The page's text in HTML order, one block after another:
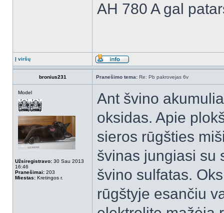
AH 780 A gal
Į viršų
bronius231 Pranešimo tema: Re: Pb pakrovejas 6v
Model
Užsiregistravo: 30 Sau 2013
16:46
Pranešimai: 203
Miestas: Kretingos r.
Ant švino
oksidas. Apie
sieros rūgšties
švinas jungiasi su
švino sulfatas.
rūgštyje esančiu